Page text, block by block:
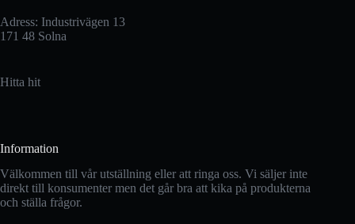
Adress: Industrivägen 13
171 48 Solna
Hitta hit
Information
Välkommen till vår utställning eller att ringa oss. Vi säljer inte
direkt till konsumenter men det går bra att kika på produkterna
och ställa frågor.